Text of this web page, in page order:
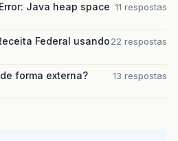
Java heap space 11 respostas
Federal usando22 respostas
forma externa?
13 respostas